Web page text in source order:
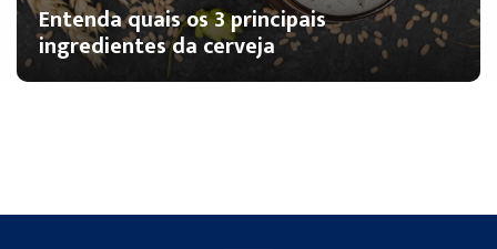
Entenda quais os 3 principais
ingredientes da cerveja